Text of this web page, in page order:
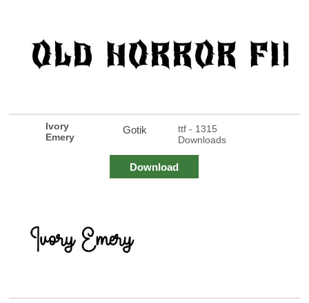
Ivory
Emery
Gotik
ttf - 1315
Downloads
Download